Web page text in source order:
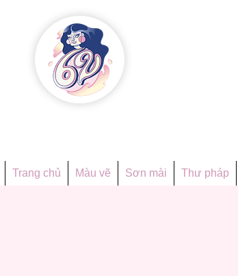
Trang chủ Màu vẽ Sơn mài Thư pháp